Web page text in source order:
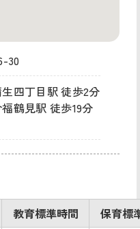
30
四丁目駅 徒歩2分
鶴見駅 徒歩19分
教育標準時間
保育標